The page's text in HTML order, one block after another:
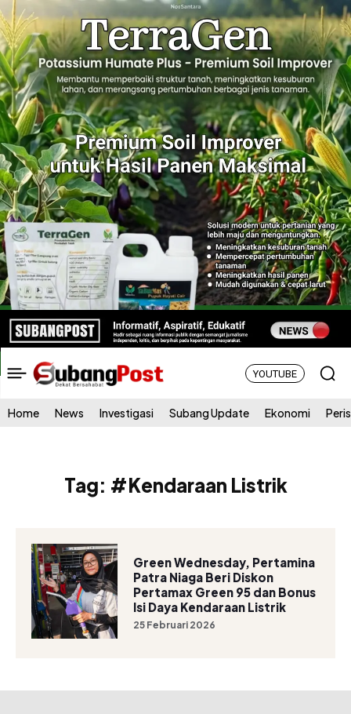
YOUTUBE
Home News Investigasi Subang Update Ekonomi
Tag: #Kendaraan Listrik
Green Wednesday, Pertamina
Patra Niaga Beri Diskon
Pertamax Green 95 dan Bonus
Isi Daya Kendaraan Listrik
25 Februari 2026